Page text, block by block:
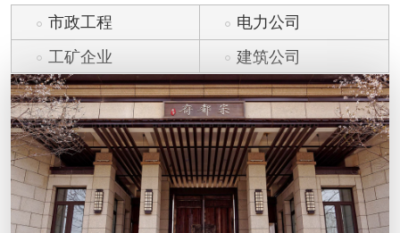
市政工程
电力公司
工矿企业
建筑公司